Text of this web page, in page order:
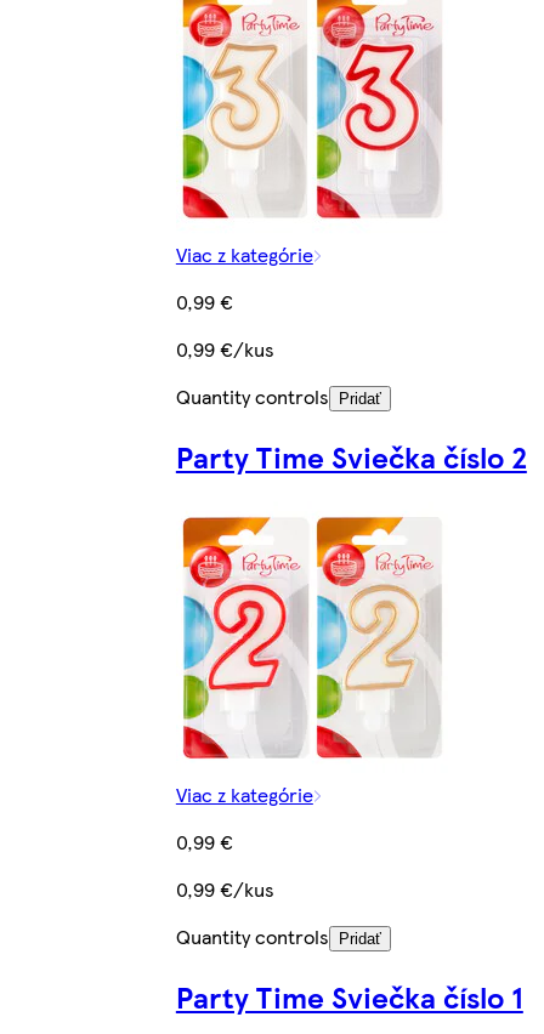
Viac z kategórie
0,99 €
0,99 €/kus
Quantity controls
Pridať
Party Time Sviečka číslo 2
Viac z kategórie
0,99 €
0,99 €/kus
Quantity controls
Pridať
Party Time Sviečka číslo 1